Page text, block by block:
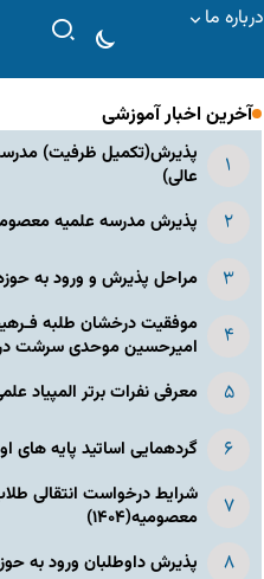
درباره ما
آخرین اخبار آموزشی
پذیرش(تکمیل ظرفیت)
عالی)
پذیرش مدرسه علمیه
مراحل پذیرش و ورود به
موفقیت درخشان طلبه
امیرحسین موحدی سرشت در
معرفی نفرات برتر المپیاد
گردهمایی اساتید پایه های
شرایط درخواست انتقالی
معصومیه(۱۴۰۴)
پذیرش داوطلبان ورود به حوزه های